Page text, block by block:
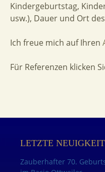
Kindergeburtstag,
usw.), Dauer und Ort
Ich freue mich auf Ihren
Für Referenzen klicken
LETZTE
Zauberhafter 70.